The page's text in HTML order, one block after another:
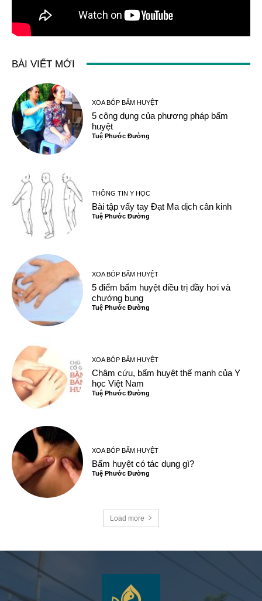
BÀI VIẾT MỚI
XOA BÓP BẤM HUYỆT
5 công dụng của phương pháp bấm
huyệt
Tuệ Phước Đường
THÔNG TIN Y HỌC
Bài tập vẩy tay Đạt Ma dịch cân kinh
Tuệ Phước Đường
XOA BÓP BẤM HUYỆT
5 điểm bấm huyệt điều trị đầy hơi và
chướng bụng
Tuệ Phước Đường
XOA BÓP BẤM HUYỆT
Châm cứu, bấm huyệt thế mạnh của Y
học Việt Nam
Tuệ Phước Đường
XOA BÓP BẤM HUYỆT
Bấm huyệt có tác dụng gì?
Tuệ Phước Đường
Load more